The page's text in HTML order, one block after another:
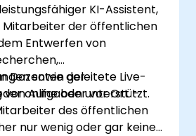
KI-Assistent,
Mitarbeiter der öffentlichen
Entwerfen von
sowie der
von Aufgaben unterstützt.
Dozenten geleitete Live-
online oder vor Ort –
des öffentlichen
nur wenig oder gar keine